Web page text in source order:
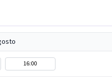
16:00